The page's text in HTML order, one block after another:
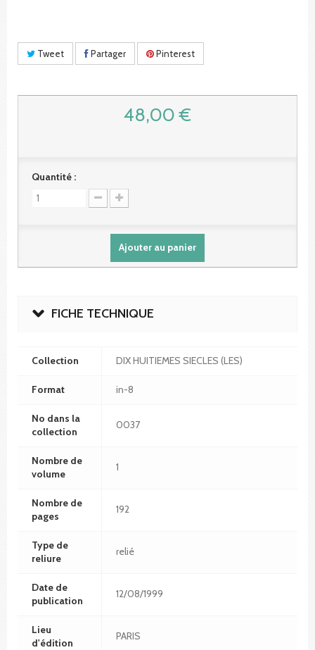
Tweet Partager Pinterest
48,00 €
Quantité :
Ajouter au panier
FICHE TECHNIQUE
Collection DIX HUITIEMES SIECLES (LES)
Format in-8
No dans la
collection
0037
Nombre de
volume
1
Nombre de
pages
192
Type de
reliure
relié
Date de
publication
12/08/1999
Lieu
d'édition
PARIS